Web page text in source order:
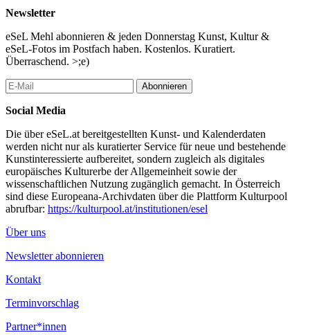
Do., 5. Mai 2022
10:00 Uhr: Kinderbuch-Präsentation
„Die Geschichte von Ruth Klüger. Wie ein kleines Mädchen mit
Glück und Gedichten am Leben blieb“ (Edition BIORAMA);
Isabelle Uhl, Bezirksvorsteher-Stellvertreterin Wien-Neubau;
Thomas Weber, Autor; Florine Glück, Illustratorin – GTVS
Zieglerg., 1070 Wien
14:00: Bezirksspaziergang
Erkundungen zum jüdischen Neubau des 20. Jahrhunderts – mit
Evelyn Steinthaler
17:00 Uhr: Empfang im Festsaal der Bezirksvorstehung Neubau
Markus Reiter: Bewusst- und Sichtbarmachen der
Zerbrechlichkeit von Demokratie und Menschenrechten; Eva
Geber: „einmal kam ich an wo ich nicht war“ – eine Würdigung;
Anna Babka: Moderation – Amtshaus des 7. Bezirks, Hermanng.
24-26, 1070 Wien
20:00Uhr: Szenische Lesung
Zeitschaften. Ruth Klüger Lesen; Konzeption: Kathrin Herm und
Anita Buchart; Musik: Martin Hemmer; Mit: Alireza
Daryanavard, Martin Hemmer, Anne Wiederhold und Emma
Wiederhold – Kosmos Theater, Siebensterng.42, 1070 Wien
Fr., 6. Mai 2022
Newsletter
eSeL Mehl abonnieren & jeden Donnerstag Kunst, Kultur &
eSeL-Fotos im Postfach haben. Kostenlos. Kuratiert.
Überraschend. >;e)
Abonnieren
Social Media
Die über eSeL.at bereitgestellten Kunst- und Kalenderdaten
werden nicht nur als kuratierter Service für neue und bestehende
Kunstinteressierte aufbereitet, sondern zugleich als digitales
europäisches Kulturerbe der Allgemeinheit sowie der
wissenschaftlichen Nutzung zugänglich gemacht. In Österreich
sind diese Europeana-Archivdaten über die Plattform Kulturpool
abrufbar: https://kulturpool.at/institutionen/esel
Über uns
Newsletter abonnieren
Kontakt
Terminvorschlag
Partner*innen